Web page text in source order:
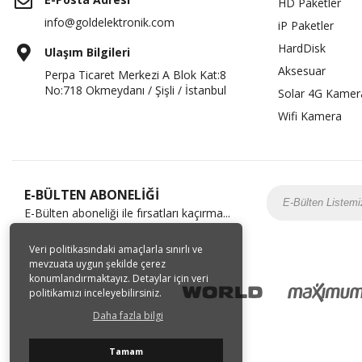
Veri politikasındaki amaçlarla sınırlı ve
mevzuata uygun şekilde çerez
konumlandırmaktayız. Detaylar için veri
politikamızı inceleyebilirsiniz.
Daha fazla bilgi
Tamam
info@goldelektronik.com
Ulaşım Bilgileri
Perpa Ticaret Merkezi A Blok Kat:8
No:718 Okmeydanı / Şişli / İstanbul
iP Paketler
HardDisk
Aksesuar
Solar 4G
Wifi Kamera
E-BÜLTEN ABONELİĞİ
E-Bülten aboneliği ile fırsatları kaçırma...